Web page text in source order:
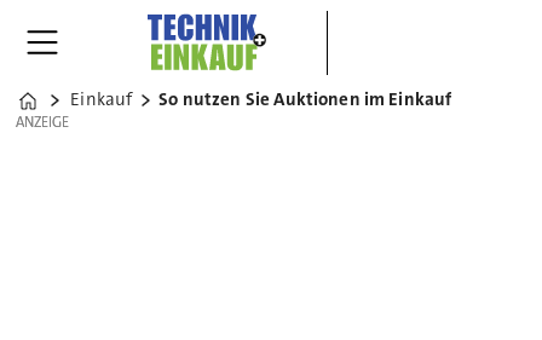
Home
Einkauf So nutzen Sie Auktionen im Einkauf
ANZEIGE
ANZEIGE